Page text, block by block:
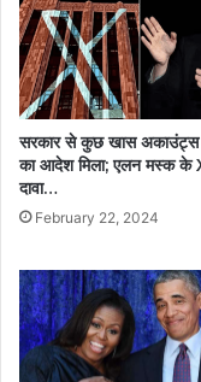
सरकार से कुछ खास अकाउंट्स
का आदेश मिला; एलन मस्क के
दावा…
February 22, 2024